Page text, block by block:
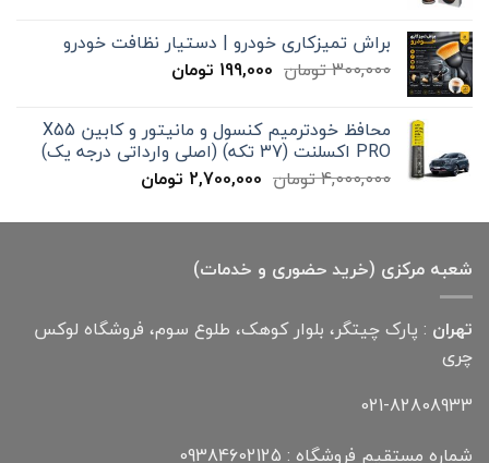
تا
براش تمیزکاری خودرو | دستیار نظافت خودرو
300,000تومان قیمت
بود.
199,000 تومانقیمت
199,000 تومان
است. محافظ خودترمیم کنسول و مانیتور و کابین X55
PRO اکسلنت (37 تکه) (اصلی وارداتی درجه یک)
4,000,000تومان قیمت
4,000,000 تومان
2,700,000 تومانقیمت
2,700,000 تومان
شعبه مرکزی (خرید حضوری و خدمات)
تهران : پارک چیتگر، بلوار کوهک، طلوع سوم، فروشگاه لوکس
چری
021-82808933
شماره مستقیم فروشگاه : 09384602125